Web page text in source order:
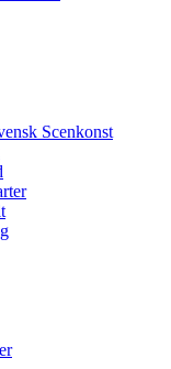
Scenkonst